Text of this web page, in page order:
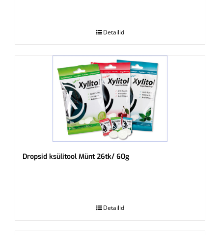
Detailid
Dropsid ksülitool Münt 26tk/ 60g
Detailid